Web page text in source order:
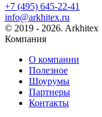
+7 (495) 645-22-41
info@arkhitex.ru
© 2019 - 2026. Arkhitex
Компания
О компании
Полезное
Шоурумы
Партнеры
Контакты